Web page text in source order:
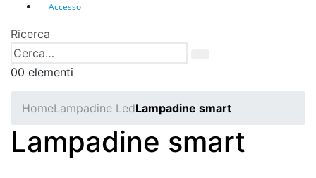
Accesso
Ricerca
00 elementi
HomeLampadine LedLampadine smart
Lampadine smart